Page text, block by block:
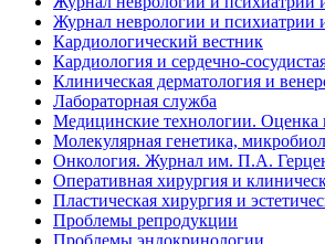
Журнал неврологии и
Кардиологический вестник
Кардиология и сердечно-
Клиническая дерматология и
Лабораторная служба
Медицинские технологии. Оценка
Молекулярная генетика,
Онкология. Журнал им. П.А.
Оперативная хирургия и
Пластическая хирургия и
Проблемы репродукции
Проблемы эндокринологии